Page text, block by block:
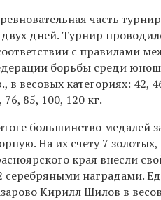
часть
двух дней. Турнир
с правилами
борьбы среди
в весовых категориях: 42,
76, 85, 100, 120 кг.
большинство медалей
На их счету 7
края внесли
серебряными наградами.
Кирилл Шилов в